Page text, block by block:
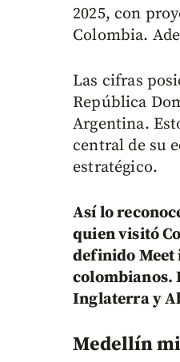
2025, con
Colombia.
Las cifras
República
Argentina.
central de su
estratégico.
Así lo
quien visitó
definido Meet
colombianos.
Inglaterra y
Medellín